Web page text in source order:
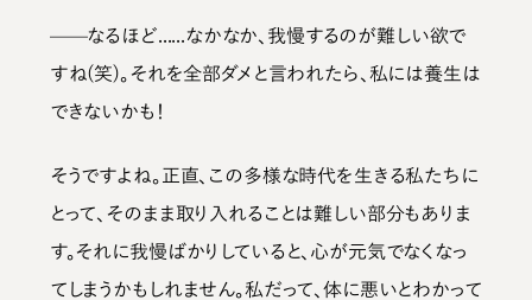
——なるほど......なかなか、我慢するのが難しい欲で
すね(笑)。それを全部ダメと言われたら、私には養生は
できないかも！
そうですよね。正直、この多様な時代を生きる私たちに
とって、そのまま取り入れることは難しい部分もありま
す。それに我慢ばかりしていると、心が元気でなくなっ
てしまうかもしれません。私だって、体に悪いとわかって